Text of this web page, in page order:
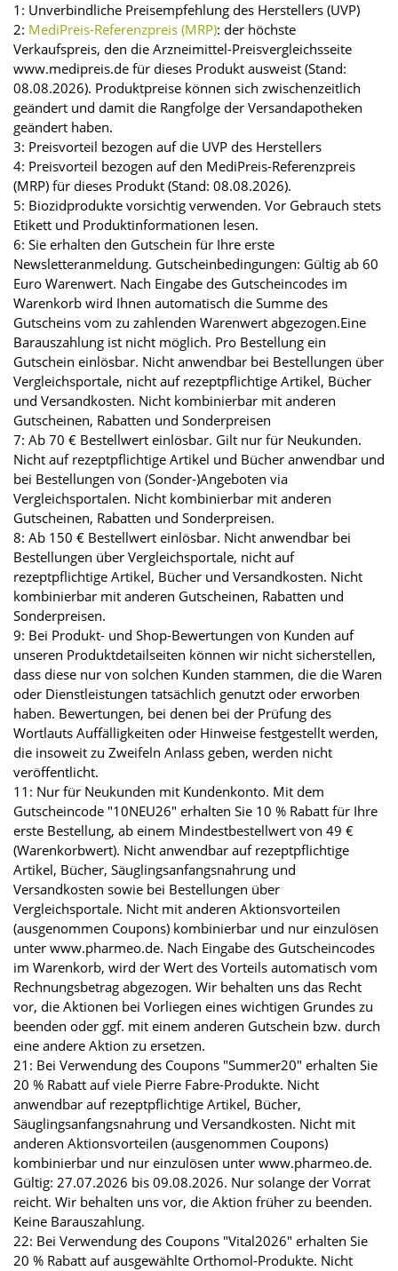
1: Unverbindliche Preisempfehlung des Herstellers (UVP)
2: MediPreis-Referenzpreis (MRP): der höchste
Verkaufspreis, den die Arzneimittel-Preisvergleichsseite
www.medipreis.de für dieses Produkt ausweist (Stand:
08.08.2026). Produktpreise können sich zwischenzeitlich
geändert und damit die Rangfolge der Versandapotheken
geändert haben.
3: Preisvorteil bezogen auf die UVP des Herstellers
4: Preisvorteil bezogen auf den MediPreis-Referenzpreis
(MRP) für dieses Produkt (Stand: 08.08.2026).
5: Biozidprodukte vorsichtig verwenden. Vor Gebrauch stets
Etikett und Produktinformationen lesen.
6: Sie erhalten den Gutschein für Ihre erste
Newsletteranmeldung. Gutscheinbedingungen: Gültig ab 60
Euro Warenwert. Nach Eingabe des Gutscheincodes im
Warenkorb wird Ihnen automatisch die Summe des
Gutscheins vom zu zahlenden Warenwert abgezogen.Eine
Barauszahlung ist nicht möglich. Pro Bestellung ein
Gutschein einlösbar. Nicht anwendbar bei Bestellungen über
Vergleichsportale, nicht auf rezeptpflichtige Artikel, Bücher
und Versandkosten. Nicht kombinierbar mit anderen
Gutscheinen, Rabatten und Sonderpreisen
7: Ab 70 € Bestellwert einlösbar. Gilt nur für Neukunden.
Nicht auf rezeptpflichtige Artikel und Bücher anwendbar und
bei Bestellungen von (Sonder-)Angeboten via
Vergleichsportalen. Nicht kombinierbar mit anderen
Gutscheinen, Rabatten und Sonderpreisen.
8: Ab 150 € Bestellwert einlösbar. Nicht anwendbar bei
Bestellungen über Vergleichsportale, nicht auf
rezeptpflichtige Artikel, Bücher und Versandkosten. Nicht
kombinierbar mit anderen Gutscheinen, Rabatten und
Sonderpreisen.
9: Bei Produkt- und Shop-Bewertungen von Kunden auf
unseren Produktdetailseiten können wir nicht sicherstellen,
dass diese nur von solchen Kunden stammen, die die Waren
oder Dienstleistungen tatsächlich genutzt oder erworben
haben. Bewertungen, bei denen bei der Prüfung des
Wortlauts Auffälligkeiten oder Hinweise festgestellt werden,
die insoweit zu Zweifeln Anlass geben, werden nicht
veröffentlicht.
11: Nur für Neukunden mit Kundenkonto. Mit dem
Gutscheincode "10NEU26" erhalten Sie 10 % Rabatt für Ihre
erste Bestellung, ab einem Mindestbestellwert von 49 €
(Warenkorbwert). Nicht anwendbar auf rezeptpflichtige
Artikel, Bücher, Säuglingsanfangsnahrung und
Versandkosten sowie bei Bestellungen über
Vergleichsportale. Nicht mit anderen Aktionsvorteilen
(ausgenommen Coupons) kombinierbar und nur einzulösen
unter www.pharmeo.de. Nach Eingabe des Gutscheincodes
im Warenkorb, wird der Wert des Vorteils automatisch vom
Rechnungsbetrag abgezogen. Wir behalten uns das Recht
vor, die Aktionen bei Vorliegen eines wichtigen Grundes zu
beenden oder ggf. mit einem anderen Gutschein bzw. durch
eine andere Aktion zu ersetzen.
21: Bei Verwendung des Coupons "Summer20" erhalten Sie
20 % Rabatt auf viele Pierre Fabre-Produkte. Nicht
anwendbar auf rezeptpflichtige Artikel, Bücher,
Säuglingsanfangsnahrung und Versandkosten. Nicht mit
anderen Aktionsvorteilen (ausgenommen Coupons)
kombinierbar und nur einzulösen unter www.pharmeo.de.
Gültig: 27.07.2026 bis 09.08.2026. Nur solange der Vorrat
reicht. Wir behalten uns vor, die Aktion früher zu beenden.
Keine Barauszahlung.
22: Bei Verwendung des Coupons "Vital2026" erhalten Sie
20 % Rabatt auf ausgewählte Orthomol-Produkte. Nicht